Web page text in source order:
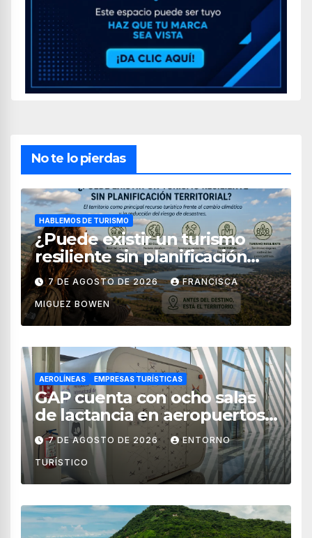
No te lo pierdas
HABLEMOS DE TURISMO
¿Puede existir un turismo
resiliente sin planificación
territorial?
7 DE AGOSTO DE 2026 FRANCISCA
MIGUEZ BOWEN
AEROLÍNEAS EMPRESAS TURÍSTICAS
GAP cuenta con ocho salas
de lactancia en aeropuertos
de México
7 DE AGOSTO DE 2026 ENTORNO
TURÍSTICO